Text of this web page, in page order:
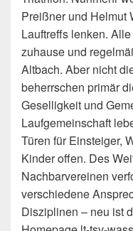
Preißner und Helmut
Lauftreffs lenken.
zuhause und
Altbach. Aber nicht
beherrschen primär
Geselligkeit und
Laufgemeinschaft
Türen für Einsteiger,
Kinder offen. Des
Nachbarvereinen
verschiedene
Disziplinen – neu ist